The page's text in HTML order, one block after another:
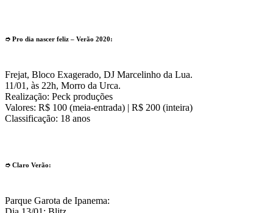
➮ Pro dia nascer feliz – Verão 2020:
Frejat, Bloco Exagerado, DJ Marcelinho da Lua.
11/01, às 22h, Morro da Urca.
Realização: Peck produções
Valores: R$ 100 (meia-entrada) | R$ 200 (inteira)
Classificação: 18 anos
➮ Claro Verão:
Parque Garota de Ipanema: